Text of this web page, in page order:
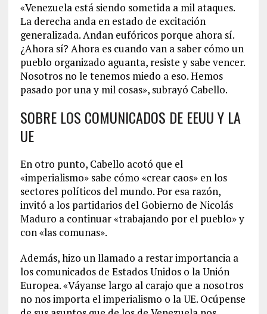
«Venezuela está siendo sometida a mil ataques.
La derecha anda en estado de excitación
generalizada. Andan eufóricos porque ahora sí.
¿Ahora sí? Ahora es cuando van a saber cómo un
pueblo organizado aguanta, resiste y sabe vencer.
Nosotros no le tenemos miedo a eso. Hemos
pasado por una y mil cosas», subrayó Cabello.
SOBRE LOS COMUNICADOS DE EEUU Y LA
UE
En otro punto, Cabello acotó que el
«imperialismo» sabe cómo «crear caos» en los
sectores políticos del mundo. Por esa razón,
invitó a los partidarios del Gobierno de Nicolás
Maduro a continuar «trabajando por el pueblo» y
con «las comunas».
Además, hizo un llamado a restar importancia a
los comunicados de Estados Unidos o la Unión
Europea. «Váyanse largo al carajo que a nosotros
no nos importa el imperialismo o la UE. Ocúpense